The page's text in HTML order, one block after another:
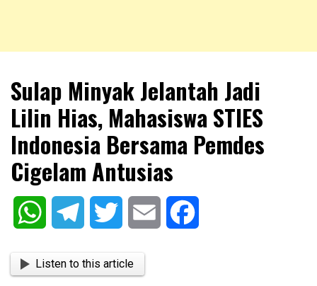
NKRIPOST
Sulap Minyak Jelantah Jadi
Lilin Hias, Mahasiswa STIES
Indonesia Bersama Pemdes
Cigelam Antusias
WhatsAppTelegram Twitter Email
Listen to this article